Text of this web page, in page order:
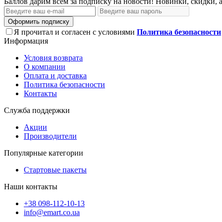
Оформить подписку
Я прочитал и согласен с условиями Политика безопасности
Информация
Условия возврата
О компании
Оплата и доставка
Политика безопасности
Контакты
Служба поддержки
Акции
Производители
Популярные категории
Стартовые пакеты
Наши контакты
+38 098-112-10-13
info@emart.co.ua